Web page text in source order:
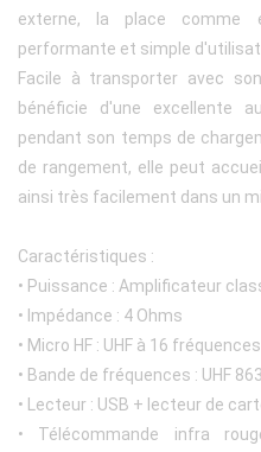
externe, la place comme
performante et simple
Facile à transporter avec
bénéficie d'une excellente
pendant son temps de
de rangement, elle peut
ainsi très facilement dans un
Caractéristiques :
• Puissance : Amplificateur
• Impédance : 4 Ohms
• Micro HF : UHF à 16
• Bande de fréquences : UHF
• Lecteur : USB + lecteur de
• Télécommande infra